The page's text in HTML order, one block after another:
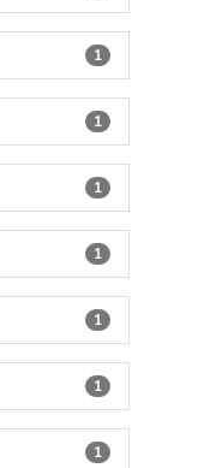
1
1
1
1
1
1
1